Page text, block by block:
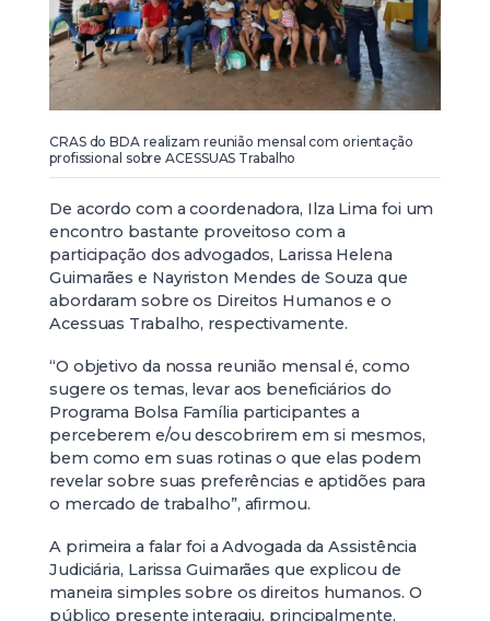
CRAS do BDA realizam reunião mensal com orientação
profissional sobre ACESSUAS Trabalho
De acordo com a coordenadora, Ilza Lima foi um
encontro bastante proveitoso com a
participação dos advogados, Larissa Helena
Guimarães e Nayriston Mendes de Souza que
abordaram sobre os Direitos Humanos e o
Acessuas Trabalho, respectivamente.
“O objetivo da nossa reunião mensal é, como
sugere os temas, levar aos beneficiários do
Programa Bolsa Família participantes a
perceberem e/ou descobrirem em si mesmos,
bem como em suas rotinas o que elas podem
revelar sobre suas preferências e aptidões para
o mercado de trabalho”, afirmou.
A primeira a falar foi a Advogada da Assistência
Judiciária, Larissa Guimarães que explicou de
maneira simples sobre os direitos humanos. O
público presente interagiu, principalmente,